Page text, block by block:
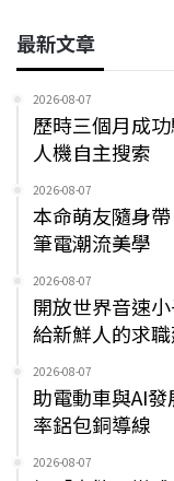
最新文章
2026-08-07
歷時三個月成
人機自主搜索
2026-08-07
本命萌友隨身
筆電潮流美學
2026-08-07
開放世界音速
給新鮮人的求
2026-08-07
助電動車與AI
率鋁包銅導線
2026-08-07